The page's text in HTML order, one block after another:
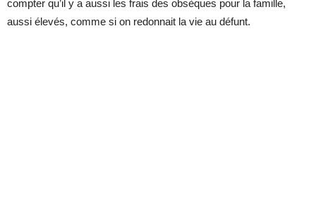
compter qu’il y a aussi les frais des obsèques pour la famille,
aussi élevés, comme si on redonnait la vie au défunt.